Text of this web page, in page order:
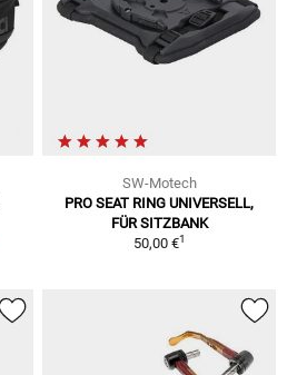
SW-Motech
PRO SEAT RING UNIVERSELL,
FÜR SITZBANK
50,00 €1